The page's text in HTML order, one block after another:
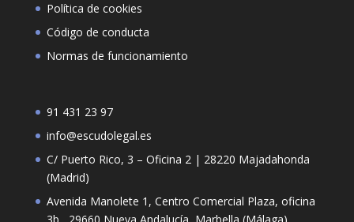
Política de cookies
Código de conducta
Normas de funcionamiento
91 431 23 97
info@escudolegal.es
C/ Puerto Rico, 3 – Oficina 2 | 28220 Majadahonda
(Madrid)
Avenida Manolete 1, Centro Comercial Plaza, oficina